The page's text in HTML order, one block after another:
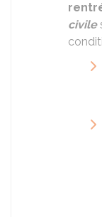
civile